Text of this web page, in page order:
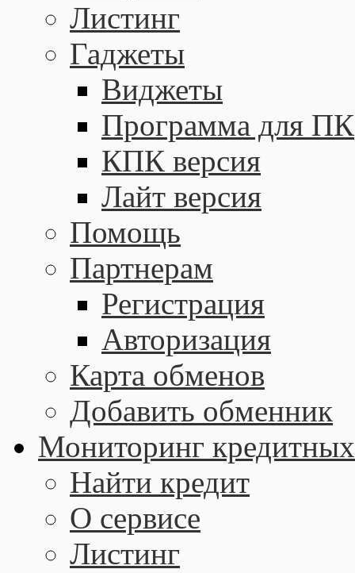
Листинг
Гаджеты
Виджеты
Программа для ПК
КПК версия
Лайт версия
Помощь
Партнерам
Регистрация
Авторизация
Карта обменов
Добавить обменник
Мониторинг кредитных
Найти кредит
О сервисе
Листинг